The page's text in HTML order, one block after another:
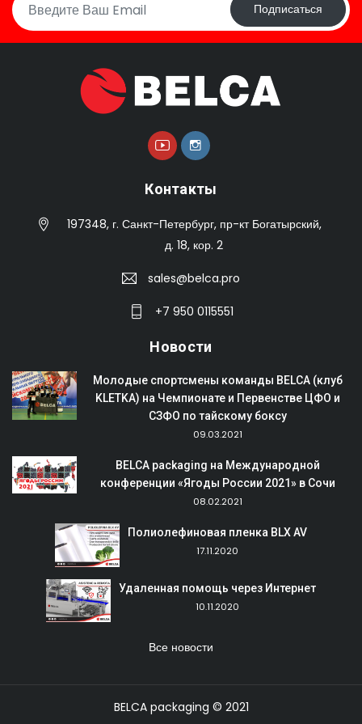
Подписаться
Контакты
197348, г. Санкт-Петербург, пр-кт Богатырский,
д. 18, кор. 2
sales@belca.pro
+7 950 0115551
Новости
Молодые спортсмены команды BELCA (клуб
KLETKA) на Чемпионате и Первенстве ЦФО и
СЗФО по тайскому боксу
09.03.2021
BELCA packaging на Международной
конференции «Ягоды России 2021» в Сочи
08.02.2021
Полиолефиновая пленка BLX AV
17.11.2020
Удаленная помощь через Интернет
10.11.2020
Все новости
BELCA packaging © 2021